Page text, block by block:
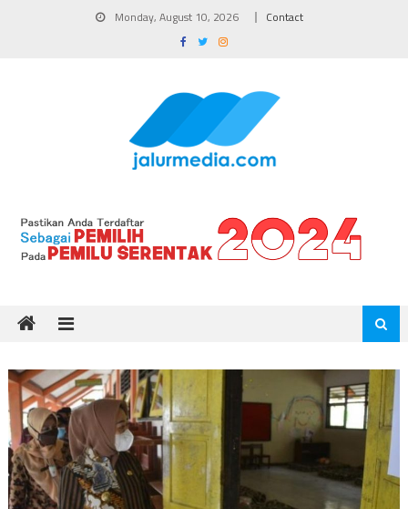
Monday, August 10, 2026 Contact